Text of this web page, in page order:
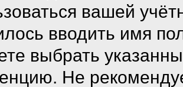
вашей
вводить имя
выбрать
Не